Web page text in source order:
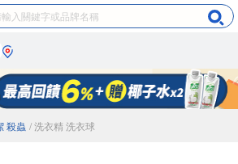
殺蟲 / 洗衣精 洗衣球